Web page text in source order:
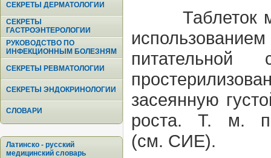
СЕКРЕТЫ ДЕРМАТОЛОГИИ
СЕКРЕТЫ
ГАСТРОЭНТЕРОЛОГИИ
РУКОВОДСТВО ПО
ИНФЕКЦИОННЫМ БОЛЕЗНЯМ
СЕКРЕТЫ РЕВМАТОЛОГИИ
СЕКРЕТЫ ЭНДОКРИНОЛОГИИ
СЛОВАРИ
Латинско - русский
медицинский словарь
Таблеток
засеянную
роста. Т. м.
(см. СИЕ).